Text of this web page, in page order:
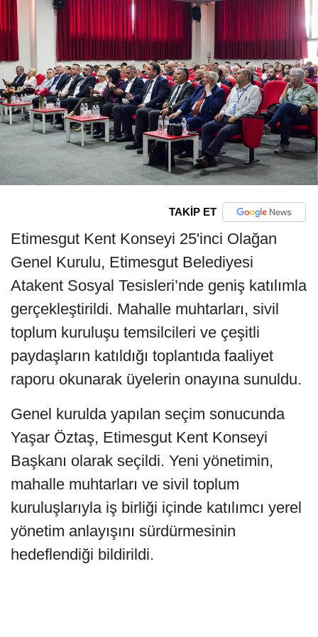
TAKİP ET
Etimesgut Kent Konseyi 25'inci Olağan
Genel Kurulu, Etimesgut Belediyesi
Atakent Sosyal Tesisleri’nde geniş katılımla
gerçekleştirildi. Mahalle muhtarları, sivil
toplum kuruluşu temsilcileri ve çeşitli
paydaşların katıldığı toplantıda faaliyet
raporu okunarak üyelerin onayına sunuldu.
Genel kurulda yapılan seçim sonucunda
Yaşar Öztaş, Etimesgut Kent Konseyi
Başkanı olarak seçildi. Yeni yönetimin,
mahalle muhtarları ve sivil toplum
kuruluşlarıyla iş birliği içinde katılımcı yerel
yönetim anlayışını sürdürmesinin
hedeflendiği bildirildi.